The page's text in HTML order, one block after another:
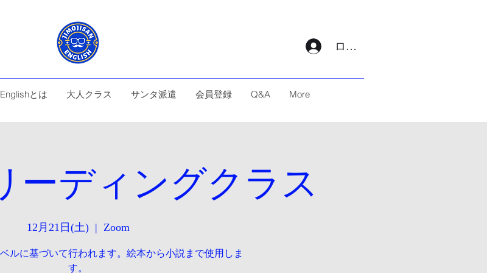
ログイン
とは 大人クラス サンタ派遣 会員登録 Q&A More
ーディングクラス
12月21日(土)
  |
Zoom
ルに基づいて行われます。絵本から小説まで使用しま
す。